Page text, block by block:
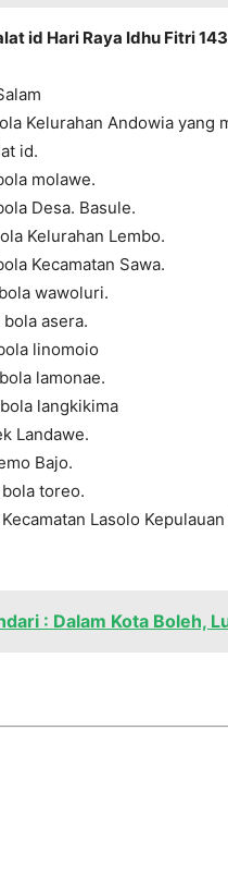
id Hari Raya Idhu Fitri
Kelurahan Andowia yang
id.
molawe.
Desa. Basule.
Kelurahan Lembo.
Kecamatan Sawa.
wawoluri.
asera.
linomoio
lamonae.
langkikima
Landawe.
Bajo.
bola toreo.
Lasolo
: Dalam Kota Boleh,